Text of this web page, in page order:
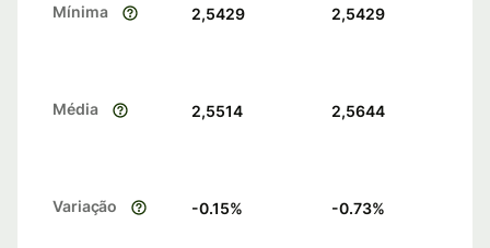
Mínima 2,5429 2,5429
Média 2,5514 2,5644
Variação -0.15% -0.73%